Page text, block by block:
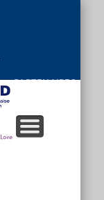
PARTENAIRES